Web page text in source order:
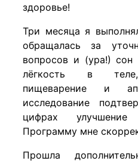
здоровье!
Три месяца я
обращалась за
вопросов и (ура!) сон
лёгкость в теле,
пищеварение и
исследование
цифрах
Программу мне
Прошла